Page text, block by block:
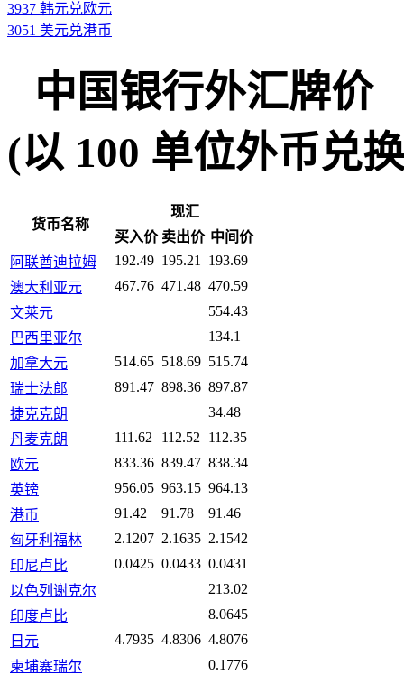
3937 韩元兑欧元
3051 美元兑港币
中国银行外汇牌价
(以 100 单位外币兑
货币名称
现汇
买入价 卖出价 中间价
阿联酋迪拉姆
192.49 195.21
193.69
澳大利亚元
467.76 471.48 470.59
文莱元
554.43
巴西里亚尔
134.1
加拿大元
514.65 518.69 515.74
瑞士法郎
891.47 898.36 897.87
捷克克朗
34.48
丹麦克朗
111.62 112.52
112.35
欧元
833.36 839.47 838.34
英镑
956.05 963.15 964.13
港币
91.42 91.78
91.46
匈牙利福林
2.1207 2.1635 2.1542
印尼卢比
0.0425 0.0433 0.0431
以色列谢克尔
213.02
印度卢比
8.0645
日元
4.7935 4.8306 4.8076
柬埔寨瑞尔
0.1776